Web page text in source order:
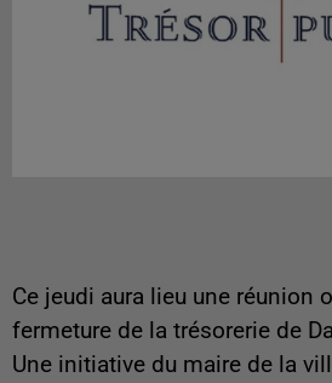
Ce jeudi aura lieu une réunion
fermeture de la trésorerie de
Une initiative du maire de la